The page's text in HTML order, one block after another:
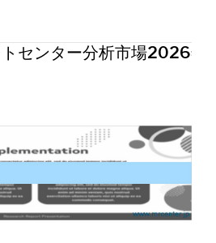
センター分析市場2026年